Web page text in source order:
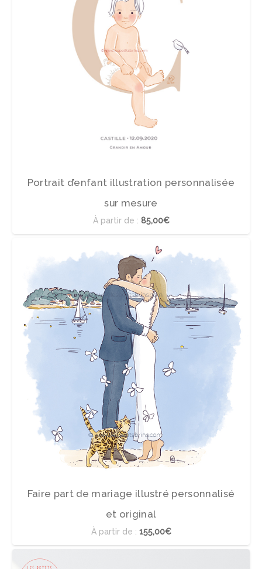
Portrait d’enfant illustration personnalisée
sur mesure
À partir de : 85,00€
Faire part de mariage illustré personnalisé
et original
À partir de : 155,00€